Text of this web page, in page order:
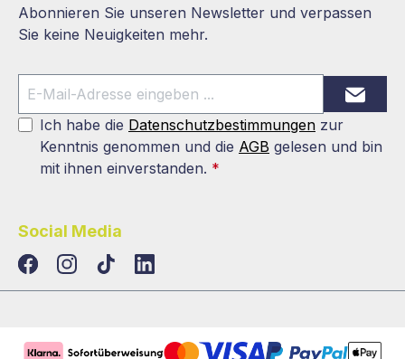
Abonnieren Sie unseren Newsletter und verpassen
Sie keine Neuigkeiten mehr.
Ich habe die Datenschutzbestimmungen zur
Kenntnis genommen und die AGB gelesen und bin
mit ihnen einverstanden. *
Social Media
TikTokLinkedIn